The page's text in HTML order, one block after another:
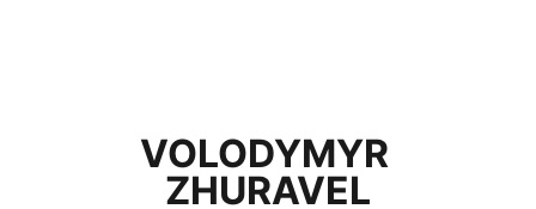
VOLODYMYR
ZHURAVEL